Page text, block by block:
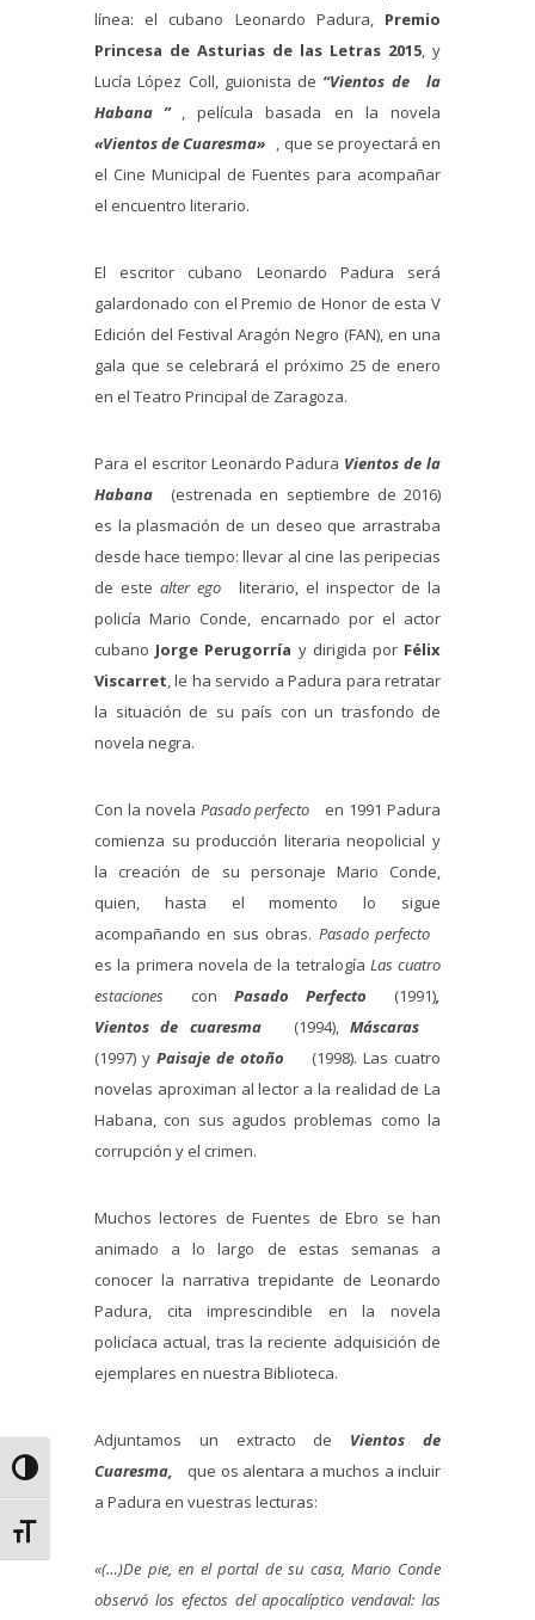
Alternar alto contraste
Alternar tamaño de letra
línea: el cubano Leonardo Padura, Premio
Princesa de Asturias de las Letras 2015, y
Lucía López Coll, guionista de “Vientos de
la
Habana ” , película basada en la novela
«Vientos de Cuaresma» , que se proyectará en
el Cine Municipal de Fuentes para acompañar
el encuentro literario.
El escritor cubano Leonardo Padura será
galardonado con el Premio de Honor de esta V
Edición del Festival Aragón Negro (FAN), en una
gala que se celebrará el próximo 25 de enero
en el Teatro Principal de Zaragoza.
Para el escritor Leonardo Padura Vientos de la
Habana
(estrenada en septiembre de 2016)
es la plasmación de un deseo que arrastraba
desde hace tiempo: llevar al cine las peripecias
de este alter ego
literario, el inspector de la
policía Mario Conde, encarnado por el actor
cubano Jorge Perugorría y dirigida por Félix
Viscarret, le ha servido a Padura para retratar
la situación de su país con un trasfondo de
novela negra.
Con la novela Pasado perfecto
en 1991 Padura
comienza su producción literaria neopolicial y
la creación de su personaje Mario Conde,
quien, hasta el momento lo sigue
acompañando en sus obras. Pasado perfecto
es la primera novela de la tetralogía Las cuatro
estaciones
con Pasado Perfecto (1991),
Vientos de cuaresma
(1994), Máscaras
(1997) y Paisaje de otoño
(1998). Las cuatro
novelas aproximan al lector a la realidad de La
Habana, con sus agudos problemas como la
corrupción y el crimen.
Muchos lectores de Fuentes de Ebro se han
animado a lo largo de estas semanas a
conocer la narrativa trepidante de Leonardo
Padura, cita imprescindible en la novela
policíaca actual, tras la reciente adquisición de
ejemplares en nuestra Biblioteca.
Adjuntamos un extracto de Vientos de
Cuaresma,
que os alentara a muchos a incluir
a Padura en vuestras lecturas:
«(…)De pie, en el portal de su casa, Mario Conde
observó los efectos del apocalíptico vendaval: las